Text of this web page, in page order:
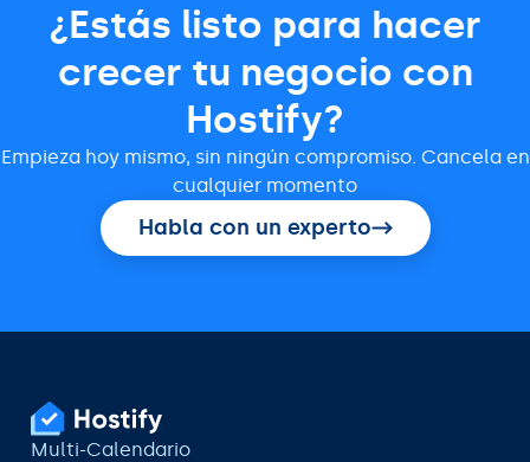
¿Estás listo para hacer
crecer tu negocio con
Hostify?
Empieza hoy mismo, sin ningún compromiso. Cancela en
cualquier momento
Habla con un experto
Multi-Calendario